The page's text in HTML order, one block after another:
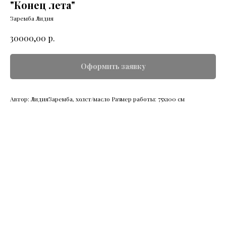
"Конец лета"
Заремба Лидия
30000,00 р.
Оформить заявку
Автор: ЛидияЗаремба, холст/масло Размер работы: 75х100 см